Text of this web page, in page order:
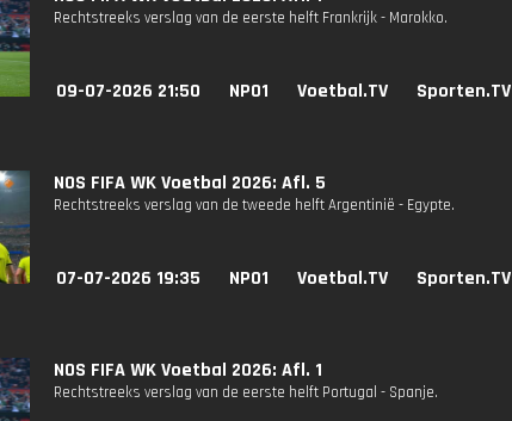
Rechtstreeks verslag van de eerste helft Frankrijk - Marokko.
09-07-2026 21:50 NPO1 Voetbal.TV Sporten.TV
NOS FIFA WK Voetbal 2026: Afl. 5
Rechtstreeks verslag van de tweede helft Argentinië - Egypte.
07-07-2026 19:35 NPO1 Voetbal.TV Sporten.TV
NOS FIFA WK Voetbal 2026: Afl. 1
Rechtstreeks verslag van de eerste helft Portugal - Spanje.